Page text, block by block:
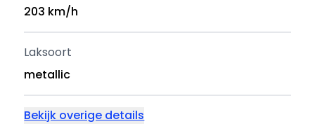
203 km/h
Laksoort
metallic
Bekijk overige details